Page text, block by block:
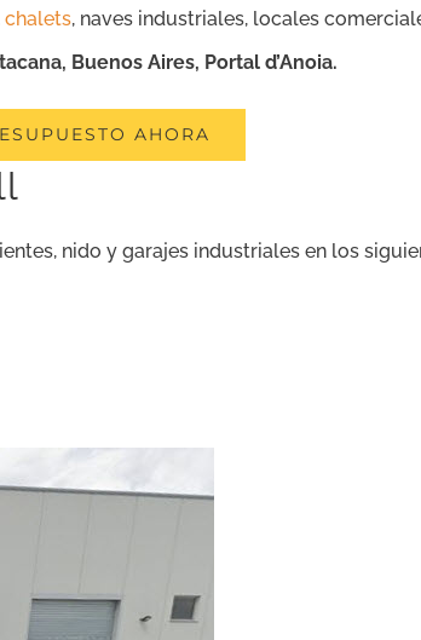
chalets, naves industriales, locales
Buenos Aires, Portal d’Anoia.
AHORA
nido y garajes industriales en los